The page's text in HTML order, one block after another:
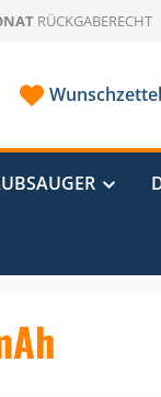
RÜCKGABERECHT
Wunschzettel